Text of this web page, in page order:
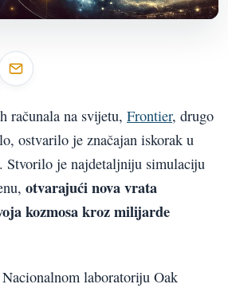
računala na svijetu, Frontier, drugo
ostvarilo je značajan iskorak u
Stvorilo je najdetaljniju simulaciju
otvarajući nova vrata
kozmosa kroz milijarde
laboratoriju Oak